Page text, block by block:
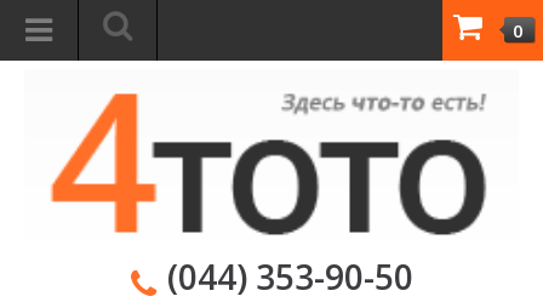
0
(044) 353-90-50